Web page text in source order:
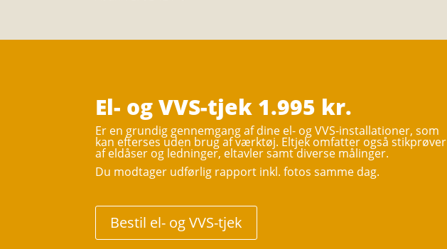
El- og VVS-tjek 1.995 kr.
Er en grundig gennemgang af dine el- og VVS-installationer, som
kan efterses uden brug af værktøj. Eltjek omfatter også stikprøver
af eldåser og ledninger, eltavler samt diverse målinger.
Du modtager udførlig rapport inkl. fotos samme dag.
Bestil el- og VVS-tjek